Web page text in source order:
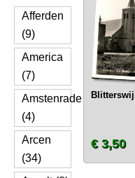
Afferden
(9)
America
(7)
Amstenrade
(4)
Arcen
(34)
€ 3,50